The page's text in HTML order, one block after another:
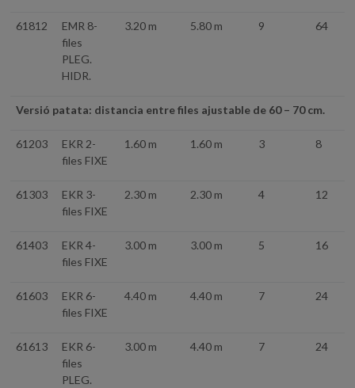
61812
EMR 8-
files
PLEG.
HIDR.
3.20 m 5.80 m 9 64
Versió patata: distancia entre files ajustable de 60 – 70 cm.
61203
EKR 2-
files FIXE
1.60 m 1.60 m 3 8
61303
EKR 3-
files FIXE
2.30 m 2.30 m 4 12
61403
EKR 4-
files FIXE
3.00 m 3.00 m 5 16
61603
EKR 6-
files FIXE
4.40 m 4.40 m 7 24
61613
EKR 6-
files
PLEG.
3.00 m 4.40 m 7 24